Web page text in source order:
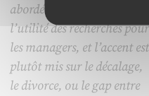
abordée sous l’angle de
l’utilité des recherches pour
les managers, et l’accent est
plutôt mis sur le décalage,
le divorce, ou le gap entre